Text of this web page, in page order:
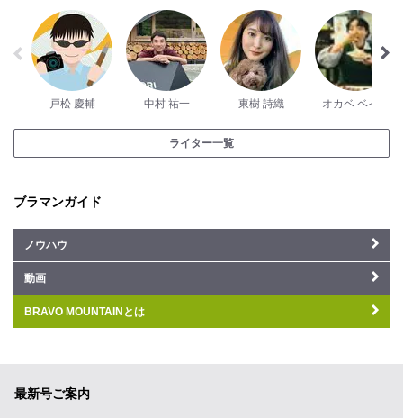
戸松 慶輔 中村 祐一 東樹 詩織 オカベ ベイコ
ライター一覧
ブラマンガイド
ノウハウ
動画
BRAVO MOUNTAINとは
最新号ご案内